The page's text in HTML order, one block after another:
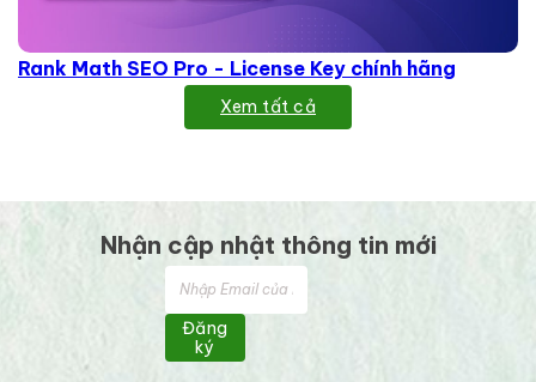
Rank Math SEO Pro - License Key chính hãng
Xem tất cả
Nhận cập nhật thông tin mới
Đăng
ký